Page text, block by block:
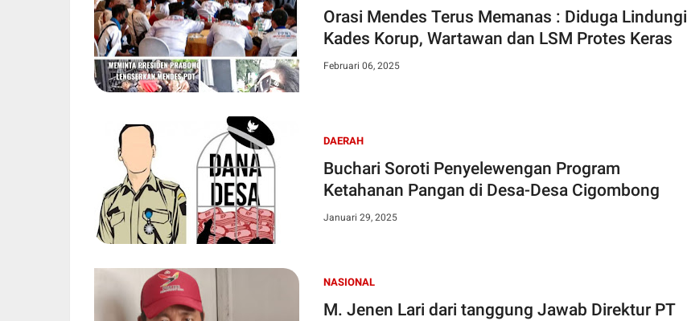
Orasi Mendes Terus Memanas : Diduga Lindungi
Kades Korup, Wartawan dan LSM Protes Keras
Februari 06, 2025
DAERAH
Buchari Soroti Penyelewengan Program
Ketahanan Pangan di Desa-Desa Cigombong
Januari 29, 2025
NASIONAL
M. Jenen Lari dari tanggung Jawab Direktur PT